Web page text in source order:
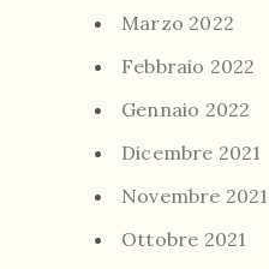
Marzo 2022
Febbraio 2022
Gennaio 2022
Dicembre 2021
Novembre 2021
Ottobre 2021